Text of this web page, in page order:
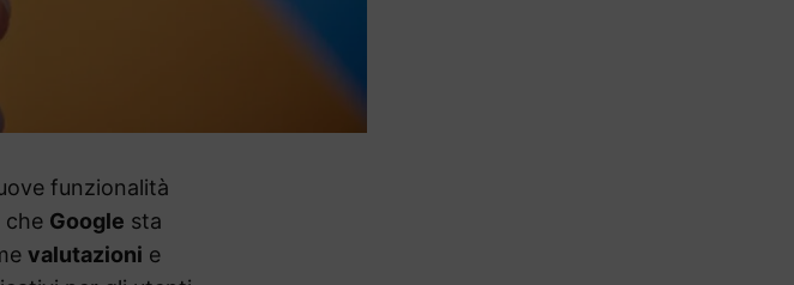
funzionalità
che Google sta
valutazioni e